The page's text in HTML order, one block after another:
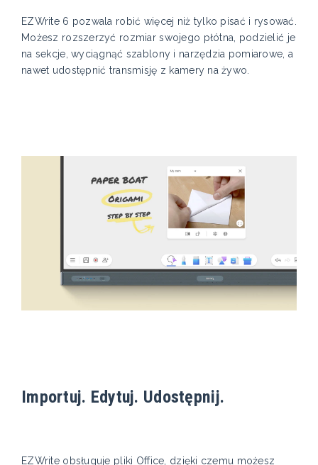
EZWrite 6 pozwala robić więcej niż tylko pisać i rysować.
Możesz rozszerzyć rozmiar swojego płótna, podzielić je
na sekcje, wyciągnąć szablony i narzędzia pomiarowe, a
nawet udostępnić transmisję z kamery na żywo.
Importuj. Edytuj. Udostępnij.
EZWrite obsługuje pliki Office, dzięki czemu możesz